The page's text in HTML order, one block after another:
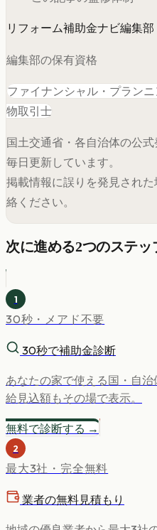
リフォーム補助金ナビ編集部
編集部の保有資格
ファイナンシャル・プラン
物取引士
国土交通省・各自治体の公
毎日更新しています。
掲載情報に誤りを発見された
絡ください。
次に進める2つのステッ
1
30秒・メアド不要
30秒で補助金診断
あなたの家で使える国・自
給見込額もその場で表示。
無料で診断する →
2
最大3社・完全無料
業者の無料見積もり